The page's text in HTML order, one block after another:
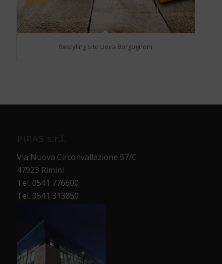
Restyling sito Uova Borgognoni
Via Nuova Circonvallazione 57/C
47923 Rimini
Tel. 0541 776600
Tel. 0541 313850